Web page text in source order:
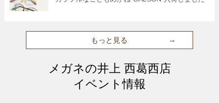
もっと見る
メガネの井上 西葛西店
イベント情報